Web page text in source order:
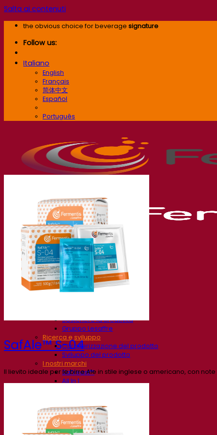
Salta ai contenuti
the obvious choice for beverage signature
Follow us:
Italiano
English
Français
简体中文
Español
Português
La nostra azienda
Chi siamo
Esperto di fermentazione
Sostenere la creatività
Gruppo Lesaffre
Ricerca e sviluppo
Caratterizzazione del prodotto
Sviluppo del prodotto
I nostri marchi
SafYeast™
All In 1
Produzione in conto terzi
Degustazioni di bevande
Soluzioni per la fermentazione
SafAle™ S-04
Il lievito ideale per le birre Ale in stile inglese o americano, con